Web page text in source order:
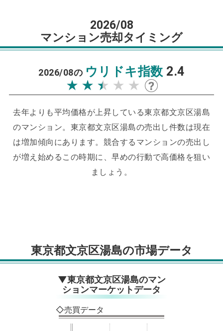
2026/08
マンション売却タイミング
2026/08の ウリドキ指数 2.4
★★★★★
★★★★★
去年よりも平均価格が上昇している東京都文京区湯島
のマンション。 東京都文京区湯島の売出し件数は現在
は増加傾向にあります。 競合するマンションの売出し
が増え始めるこの時期に、早めの行動で高価格を狙い
ましょう。
東京都文京区湯島の市場データ
▼東京都文京区湯島のマン
ションマーケットデータ
◇売買データ